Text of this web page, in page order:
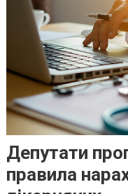
Депутати
правила